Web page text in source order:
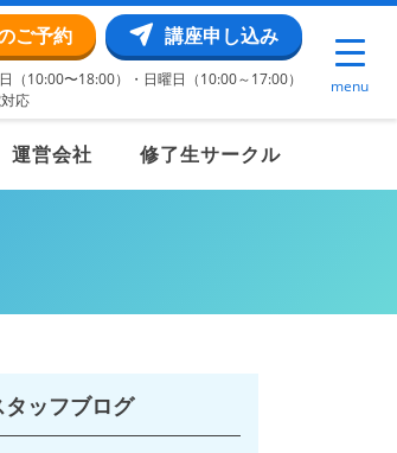
menu
ご予約 講座申し込み
（10:00〜18:00）・日曜日（10:00～17:00）
応
運営会社 修了生サークル
タッフブログ